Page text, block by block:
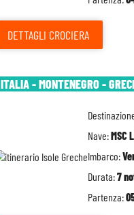
DETTAGLI CROCIERA
ITALIA - MONTENEGRO -
Nave:MSC
Imbarco:
Durata:7
Partenza: